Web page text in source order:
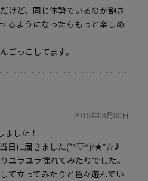
けど、同じ体勢でいるのが飽き
るようになったらもっと楽しめ
ごっこしてます。
2019年08月30日
した！
当日に届きました(*^▽^)/★*☆♪
ユラユラ揺れてみたりでした。
て立ってみたりと色々遊んでい